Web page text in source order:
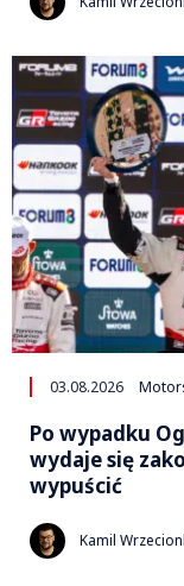
03.08.2026
Po wypadku
wydaje się
wypuścić
Kamil